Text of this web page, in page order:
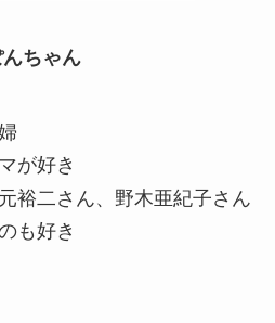
ちゃん
が好き
裕二さん、野木亜紀子さん
も好き